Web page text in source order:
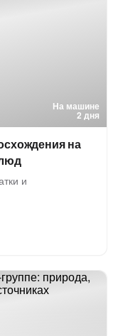
На машине
2 дня
на
и